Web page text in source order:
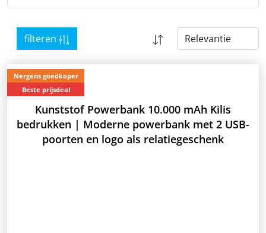
filteren
Nergens goedkoper
Beste prijsdeal
Kunststof Powerbank 10.000 mAh Kilis
bedrukken | Moderne powerbank met 2 USB-
poorten en logo als relatiegeschenk